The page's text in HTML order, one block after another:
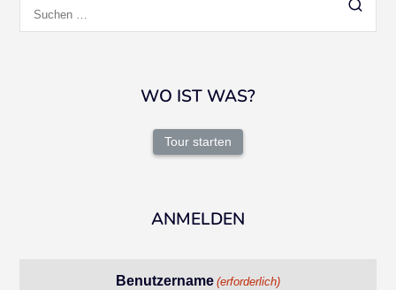
nach:
WO IST WAS?
Tour starten
ANMELDEN
Benutzername (erforderlich)